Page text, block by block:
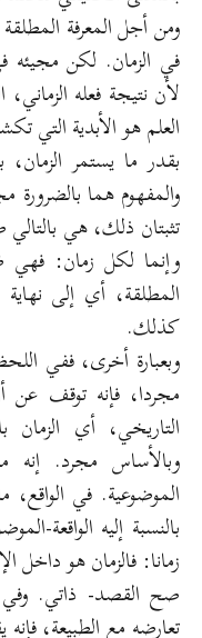
ومن أجل المعرفة
في الزمان. لكن مجيئه
لأن نتيجة فعله
العلم هو الأبدية التي
بقدر ما يستمر
والمفهوم هما بالضرورة
تثبتان ذلك، هي
وإنما لكل زمان:
المطلقة، أي إلى
كذلك.
وبعبارة أخرى، ففي
مجردا، فإنه توقف عن
التاريخي، أي الزمان
وبالأساس مجرد. إنه
الموضوعية. في الواقع،
بالنسبة إليه الواقعة-
زمانا: فالزمان هو داخل
صح القصد- ذاتي. وفي
تعارضه مع الطبيعة،